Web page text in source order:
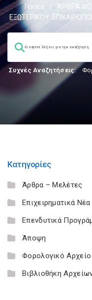
Γενικά
/
ΆΡΘΡΑ
ΕΞΩΤΕΡΙΚΟΥ.
Συχνές Αναζητήσεις:
Κατηγορίες
Άρθρα – Μελέτες
Επιχειρηματικά Νέα
Επενδυτικά
Άποψη
Φορολογικό Αρχείο
Βιβλιοθήκη